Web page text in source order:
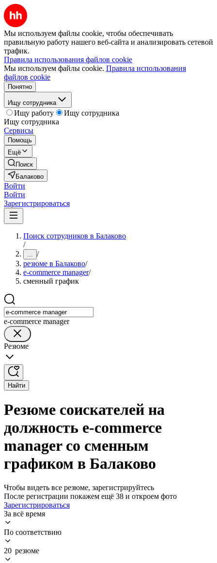
Мы используем файлы cookie, чтобы обеспечивать
правильную работу нашего веб-сайта и анализировать сетевой
трафик.
Правила использования файлов cookie
Мы используем файлы cookie. Правила использования
файлов cookie
Понятно
Ищу сотрудника
Ищу работу
Ищу сотрудника
Ищу сотрудника
Сервисы
Помощь
Ещё
Поиск
Балаково
Войти
Войти
Зарегистрироваться
Поиск сотрудников в Балаково
/
... /
резюме в Балаково/
e-commerce manager/
сменный график
e-commerce manager
Резюме
Найти
Резюме соискателей на
должность e-commerce
manager со сменным
графиком в Балаково
Чтобы видеть все резюме, зарегистрируйтесь
После регистрации покажем ещё 38 и откроем фото
Зарегистрироваться
За всё время
По соответствию
20 резюме